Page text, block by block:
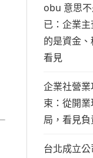
obu 意思
已：企業
的是資金
看見
企業社營
束：從開
局，看見
台北成立公